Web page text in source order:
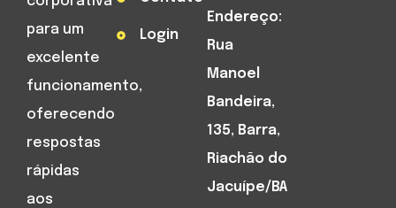
para um
excelente
funcionamento,
oferecendo
respostas
rápidas
aos
Login
Endereço:
Rua
Manoel
Bandeira,
135, Barra,
Riachão do
Jacuípe/BA